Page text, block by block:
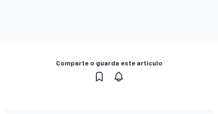
Comparte o guarda este artículo